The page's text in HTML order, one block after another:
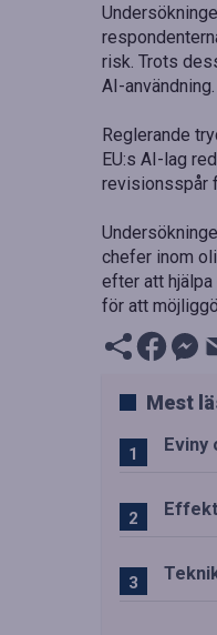
risk. Trots
AI-användning.
Reglerande
EU:s AI-lag
revisionsspår
chefer inom
efter att
för att
Mest